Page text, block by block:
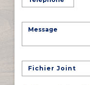
Fichier Joint